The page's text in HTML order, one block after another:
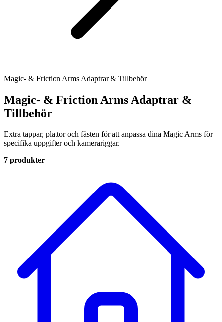
Magic- & Friction Arms Adaptrar & Tillbehör
Magic- & Friction Arms Adaptrar &
Tillbehör
Extra tappar, plattor och fästen för att anpassa dina Magic Arms för
specifika uppgifter och kamerariggar.
7 produkter